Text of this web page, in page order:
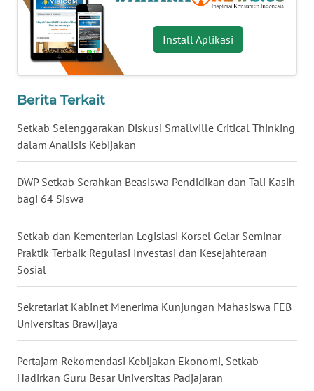
Install Aplikasi
Berita Terkait
Setkab Selenggarakan Diskusi Smallville Critical Thinking
dalam Analisis Kebijakan
DWP Setkab Serahkan Beasiswa Pendidikan dan Tali Kasih
bagi 64 Siswa
Setkab dan Kementerian Legislasi Korsel Gelar Seminar
Praktik Terbaik Regulasi Investasi dan Kesejahteraan
Sosial
Sekretariat Kabinet Menerima Kunjungan Mahasiswa FEB
Universitas Brawijaya
Pertajam Rekomendasi Kebijakan Ekonomi, Setkab
Hadirkan Guru Besar Universitas Padjajaran
WN
KALTARA
WN
KALTIM
SULSEL
GORONTALO
WN
SULUT
WN
MALUKU
WN